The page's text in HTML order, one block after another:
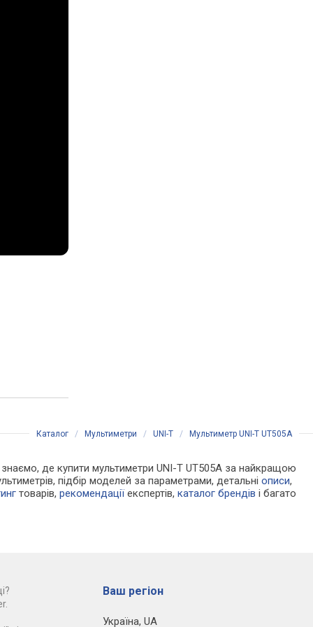
Каталог / Мультиметри / UNI-T / Мультиметр UNI-T UT505A
знаємо, де купити мультиметри UNI-T UT505A за найкращою
підбір моделей за параметрами, детальніописи,
товарів,рекомендації експертів,каталог брендів і багато
Ваш регіон
Україна, UA